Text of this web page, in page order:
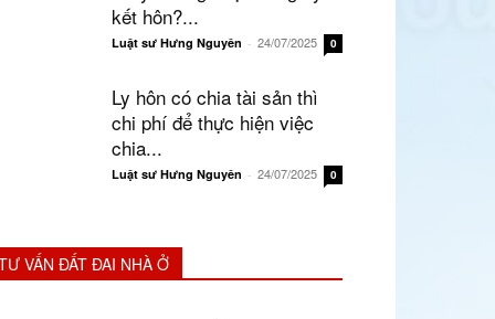
kết hôn?...
Luật sư Hưng Nguyên - 24/07/2025 0
Ly hôn có chia tài sản thì
chi phí để thực hiện việc
chia...
Luật sư Hưng Nguyên - 24/07/2025 0
VẤN ĐẤT ĐAI NHÀ Ở